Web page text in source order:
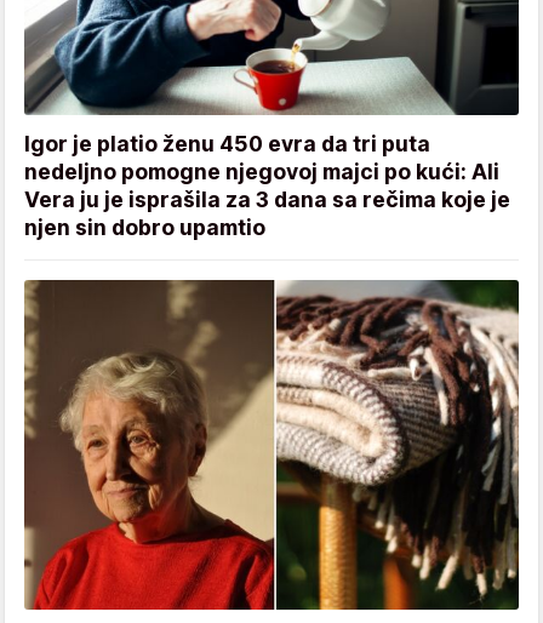
Igor je platio ženu 450 evra da tri puta
nedeljno pomogne njegovoj majci po kući: Ali
Vera ju je isprašila za 3 dana sa rečima koje je
njen sin dobro upamtio